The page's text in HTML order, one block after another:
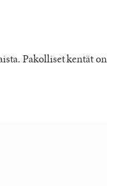
Pakolliset kentät on